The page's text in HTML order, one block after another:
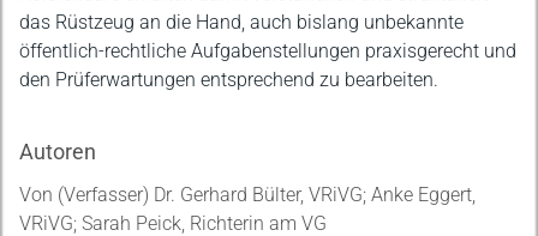
das Rüstzeug an die Hand, auch bislang unbekannte
öffentlich-rechtliche Aufgabenstellungen praxisgerecht und
den Prüferwartungen entsprechend zu bearbeiten.
Autoren
Von (Verfasser) Dr. Gerhard Bülter, VRiVG; Anke Eggert,
VRiVG; Sarah Peick, Richterin am VG